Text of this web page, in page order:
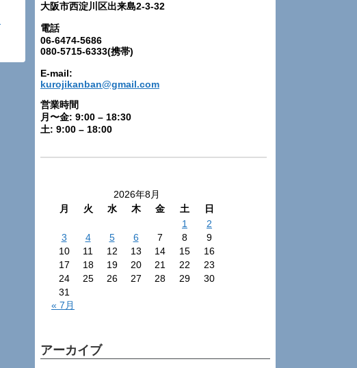
大阪市西淀川区出来島2-3-32
電話
06-6474-5686
080-5715-6333(携帯)
E-mail:
kurojikanban@gmail.com
営業時間
月〜金: 9:00 – 18:30
土: 9:00 – 18:00
2026年8月
月
火 水 木 金 土
日
1
2
3
4 5 6 7 8
9
10
11 12 13 14 15
16
17
18 19 20 21 22
23
24
25 26 27 28 29
30
31
« 7月
アーカイブ